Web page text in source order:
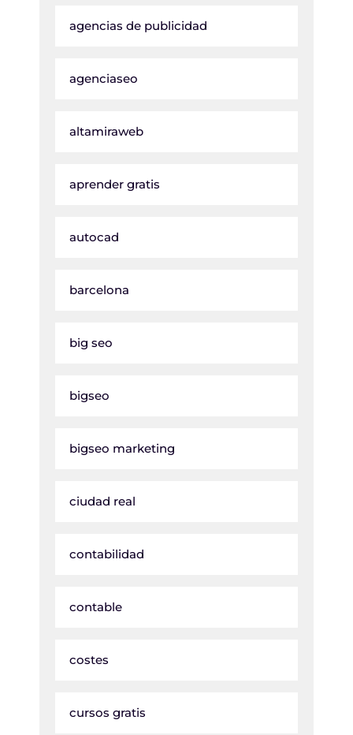
agencias de publicidad
agenciaseo
altamiraweb
aprender gratis
autocad
barcelona
big seo
bigseo
bigseo marketing
ciudad real
contabilidad
contable
costes
cursos gratis